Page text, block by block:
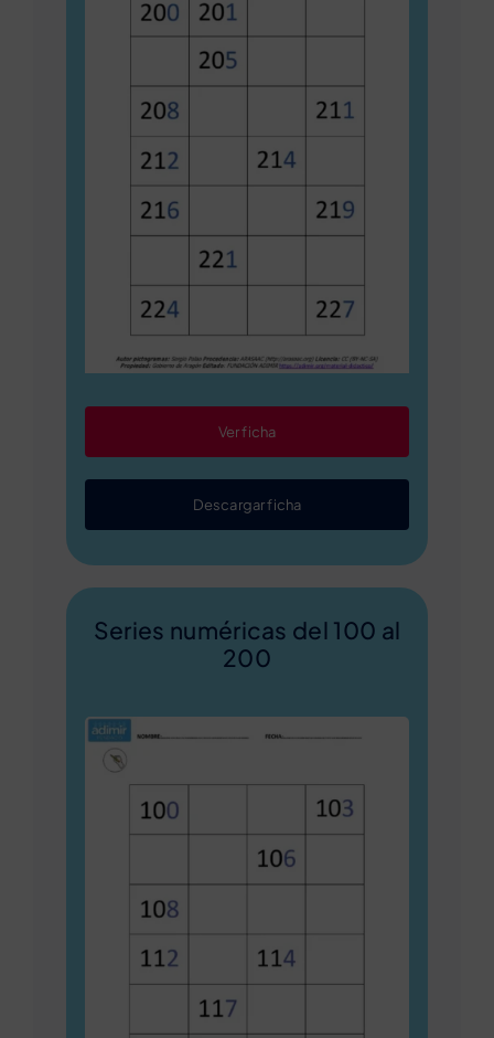
Ver ficha
Descargar ficha
Series numéricas del 100 al
200